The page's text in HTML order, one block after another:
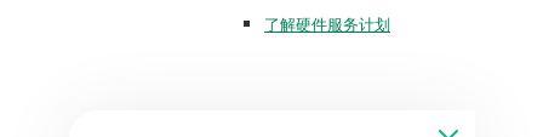
了解硬件服务计划